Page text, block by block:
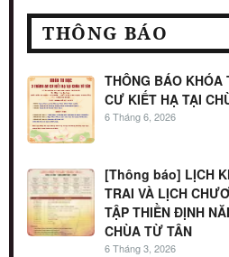
THÔNG BÁO
THÔNG BÁO KHÓA
CƯ KIẾT HẠ TẠI
6 Tháng 6, 2026
[Thông báo] LỊCH
TRAI VÀ LỊCH
TẬP THIỀN ĐỊNH
CHÙA TỪ TÂN
6 Tháng 3, 2026